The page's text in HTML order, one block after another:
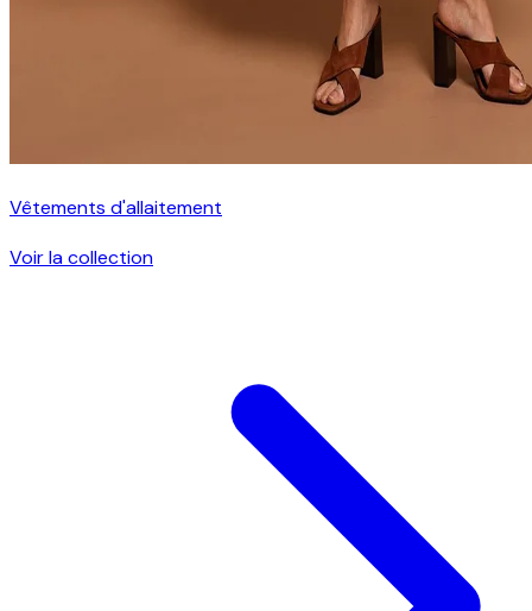
Vêtements d'allaitement
Voir la collection